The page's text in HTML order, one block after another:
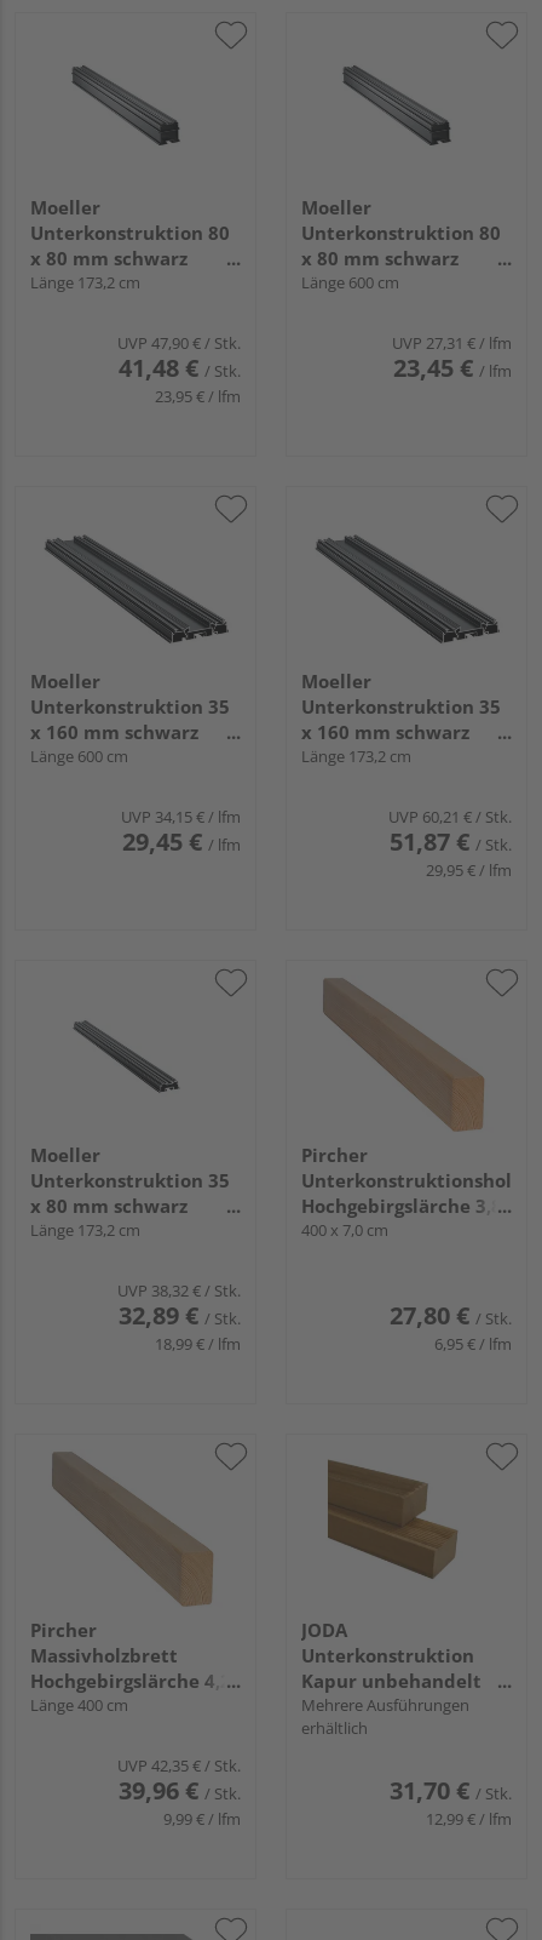
Moeller
Unterkonstruktion 80
x 80 mm schwarz
Aluminium System
Länge 173,2 cm
UVP 47,90 €/ Stk.
41,48 € / Stk.
23,95 € / lfm
Moeller
Unterkonstruktion 80
x 80 mm schwarz
Aluminium System
Länge 600 cm
UVP 27,31 €/ lfm
23,45 € / lfm
Moeller
Unterkonstruktion 35
x 160 mm schwarz
Aluminium System
Länge 600 cm
UVP 34,15 €/ lfm
29,45 € / lfm
Moeller
Unterkonstruktion 35
x 160 mm schwarz
Aluminium System
Länge 173,2 cm
UVP 60,21 €/ Stk.
51,87 € / Stk.
29,95 € / lfm
Moeller
Unterkonstruktion 35
x 80 mm schwarz
Aluminium System
Länge 173,2 cm
UVP 38,32 €/ Stk.
32,89 € / Stk.
18,99 € / lfm
Pircher
Unterkonstruktionsholz
Hochgebirgslärche 3,8
cm sägerauh
400 x 7,0 cm
27,80 € / Stk.
6,95 € / lfm
Pircher
Massivholzbrett
Hochgebirgslärche 4,2
x 7 cm glatt
Länge 400 cm
UVP 42,35 € / Stk.
39,96 € / Stk.
9,99 € / lfm
JODA
Unterkonstruktion
Kapur unbehandelt
Natur
Mehrere Ausführungen
erhältlich
31,70 € / Stk.
12,99 € / lfm